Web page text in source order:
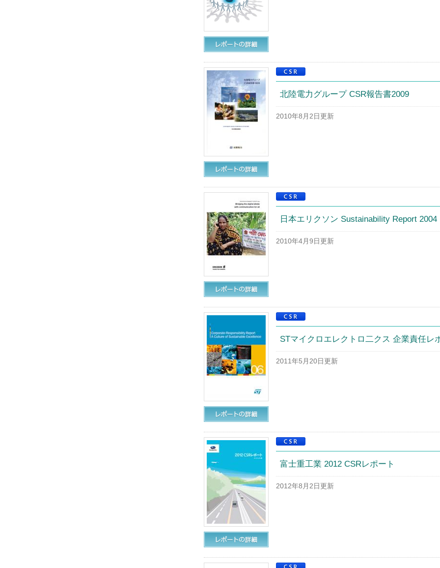
北陸電力グループ CSR報告書2009
2010年8月2日更新
日本エリクソン Sustainability Report 2004
2010年4月9日更新
STマイクロエレクトロ二クス 企業責任レ
2011年5月20日更新
富士重工業 2012 CSRレポート
2012年8月2日更新